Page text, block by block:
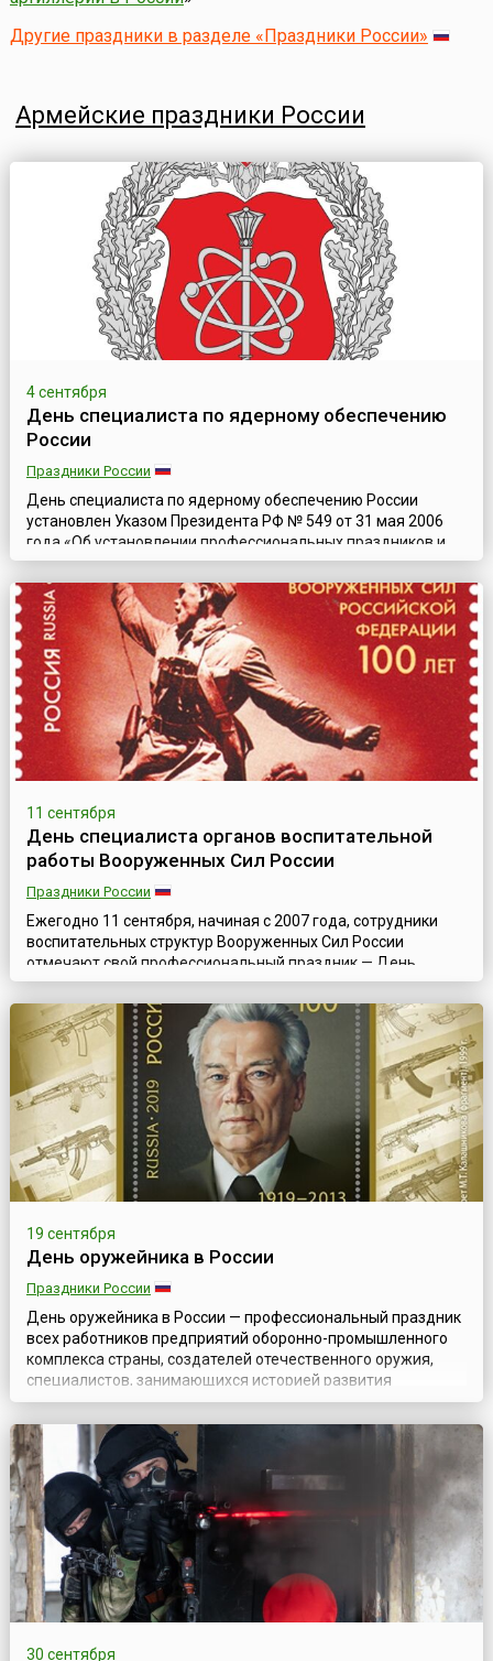
Другие праздники в разделе «Праздники России»
Армейские праздники России
4 сентября
День специалиста по ядерному обеспечению
России
Праздники России
День специалиста по ядерному обеспечению России
установлен Указом Президента РФ № 549 от 31 мая 2006
года «Об установлении профессиональных праздников и
памятных дней в Вооруженных Силах Российской
Федерации». Он празднуется ежегодно 4 сентября — в
годовщину создания Специального отдела при Главном
управлении специального вооружения Министерства
обороны СССР в 1947 году, на который было возлож...
11 сентября
День специалиста органов воспитательной
работы Вооруженных Сил России
Праздники России
Ежегодно 11 сентября, начиная с 2007 года, сотрудники
воспитательных структур Вооруженных Сил России
отмечают свой профессиональный праздник — День
специалиста органов воспитательной работы.В приказе
статс-секретаря — заместителя министра обороны РФ,
которым введен этот профессиональный праздник,
отмечено, что именно в этот день в 1766 году за подписью
императрицы Екатерины II был утвержден Ус...
19 сентября
День оружейника в России
Праздники России
День оружейника в России — профессиональный праздник
всех работников предприятий оборонно-промышленного
комплекса страны, создателей отечественного оружия,
специалистов, занимающихся историей развития
оружейного дела, сохранением и приумножением славных
традиций русского оружия. Он появился в России в 2010
году, благодаря, пожалуй, самому известному оружейнику
современности — Михаилу Тимофеевичу К...
30 сентября